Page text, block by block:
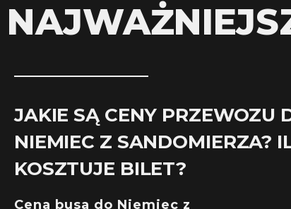
JAKIE SĄ CENY PRZEWOZU
NIEMIEC Z SANDOMIERZA?
KOSZTUJE BILET?
Cena busa do Niemiec z